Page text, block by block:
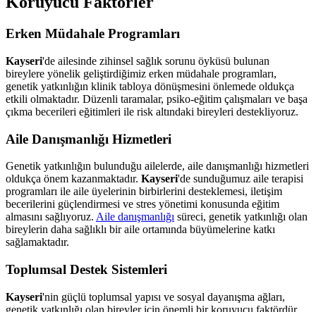
Erken Müdahale Programları
Kayseri'de ailesinde zihinsel sağlık sorunu öyküsü bulunan
bireylere yönelik geliştirdiğimiz erken müdahale programları,
genetik yatkınlığın klinik tabloya dönüşmesini önlemede oldukça
etkili olmaktadır. Düzenli taramalar, psiko-eğitim çalışmaları ve başa
çıkma becerileri eğitimleri ile risk altındaki bireyleri destekliyoruz.
Aile Danışmanlığı Hizmetleri
Genetik yatkınlığın bulunduğu ailelerde, aile danışmanlığı hizmetleri
oldukça önem kazanmaktadır. Kayseri'de sunduğumuz aile terapisi
programları ile aile üyelerinin birbirlerini desteklemesi, iletişim
becerilerini güçlendirmesi ve stres yönetimi konusunda eğitim
almasını sağlıyoruz. Aile danışmanlığı süreci, genetik yatkınlığı olan
bireylerin daha sağlıklı bir aile ortamında büyümelerine katkı
sağlamaktadır.
Toplumsal Destek Sistemleri
Kayseri'nin güçlü toplumsal yapısı ve sosyal dayanışma ağları,
genetik yatkınlığı olan bireyler için önemli bir koruyucu faktördür.